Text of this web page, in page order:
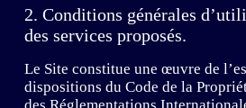
2. Conditions générales
des services proposés.
Le Site constitue une œuvre de
dispositions du Code de la